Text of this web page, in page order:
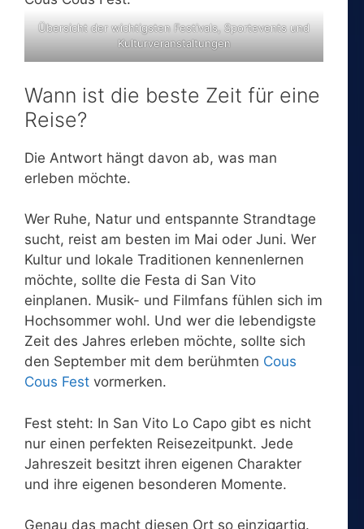
Übersicht der wichtigsten Festivals, Sportevents und
Kulturveranstaltungen
Wann ist die beste Zeit für eine
Reise?
Die Antwort hängt davon ab, was man
erleben möchte.
Wer Ruhe, Natur und entspannte Strandtage
sucht, reist am besten im Mai oder Juni. Wer
Kultur und lokale Traditionen kennenlernen
möchte, sollte die Festa di San Vito
einplanen. Musik- und Filmfans fühlen sich im
Hochsommer wohl. Und wer die lebendigste
Zeit des Jahres erleben möchte, sollte sich
den September mit dem berühmten Cous
Cous Fest vormerken.
Fest steht: In San Vito Lo Capo gibt es nicht
nur einen perfekten Reisezeitpunkt. Jede
Jahreszeit besitzt ihren eigenen Charakter
und ihre eigenen besonderen Momente.
Genau das macht diesen Ort so einzigartig.